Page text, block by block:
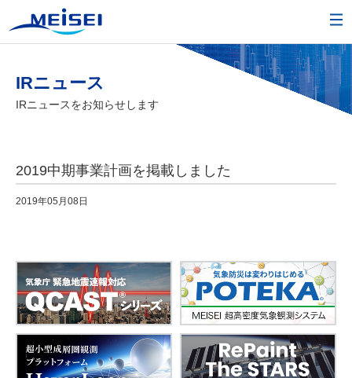
IRニュース
IRニュースをお知らせします
2019中期事業計画を掲載しました
2019年05月08日